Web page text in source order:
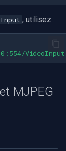
, utilisez :
MJPEG